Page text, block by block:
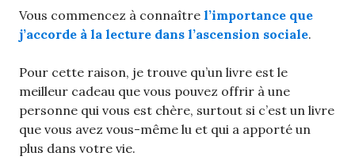
Vous commencez à connaître l’importance que
j’accorde à la lecture dans l’ascension sociale.
Pour cette raison, je trouve qu’un livre est le
meilleur cadeau que vous pouvez offrir à une
personne qui vous est chère, surtout si c’est un livre
que vous avez vous-même lu et qui a apporté un
plus dans votre vie.